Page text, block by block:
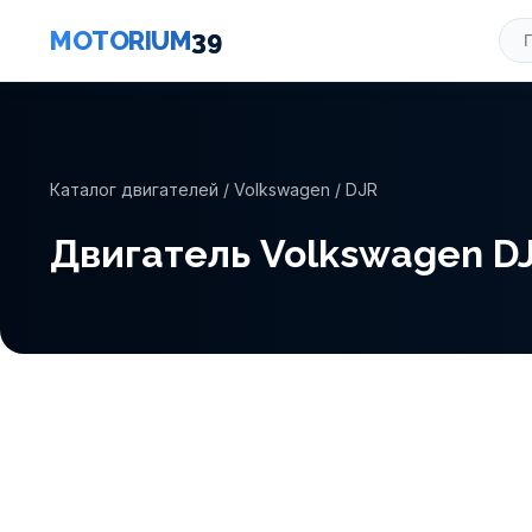
MOTORIUM39
Каталог двигателей / Volkswagen / DJR
Двигатель Volkswagen